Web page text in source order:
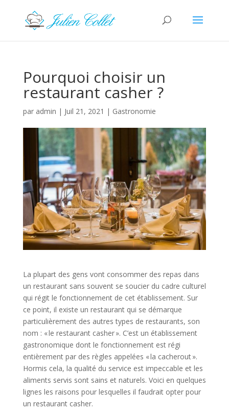
Pourquoi choisir un
restaurant casher ?
par admin | Juil 21, 2021 | Gastronomie
La plupart des gens vont consommer des repas dans
un restaurant sans souvent se soucier du cadre culturel
qui régit le fonctionnement de cet établissement. Sur
ce point, il existe un restaurant qui se démarque
particulièrement des autres types de restaurants, son
nom : « le restaurant casher ». C’est un établissement
gastronomique dont le fonctionnement est régi
entièrement par des règles appelées « la cacherout ».
Hormis cela, la qualité du service est impeccable et les
aliments servis sont sains et naturels. Voici en quelques
lignes les raisons pour lesquelles il faudrait opter pour
un restaurant casher.